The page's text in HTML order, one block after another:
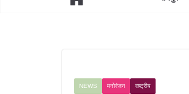
NEWS मनोरंजन राष्ट्रीय